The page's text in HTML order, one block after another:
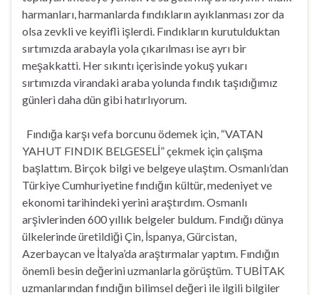
harmanları, harmanlarda fındıkların ayıklanması zor da
olsa zevkli ve keyifli işlerdi. Fındıkların kurutulduktan
sırtımızda arabayla yola çıkarılması ise ayrı bir
meşakkatti. Her sıkıntı içerisinde yokuş yukarı
sırtımızda virandaki araba yolunda fındık taşıdığımız
günleri daha dün gibi hatırlıyorum.
Fındığa karşı vefa borcunu ödemek için, “VATAN
YAHUT FINDIK BELGESELİ” çekmek için çalışma
başlattım. Birçok bilgi ve belgeye ulaştım. Osmanlı’dan
Türkiye Cumhuriyetine fındığın kültür, medeniyet ve
ekonomi tarihindeki yerini araştırdım. Osmanlı
arşivlerinden 600 yıllık belgeler buldum. Fındığı dünya
ülkelerinde üretildiği Çin, İspanya, Gürcistan,
Azerbaycan ve İtalya’da araştırmalar yaptım. Fındığın
önemli besin değerini uzmanlarla görüştüm. TUBİTAK
uzmanlarından fındığın bilimsel değeri ile ilgili bilgiler